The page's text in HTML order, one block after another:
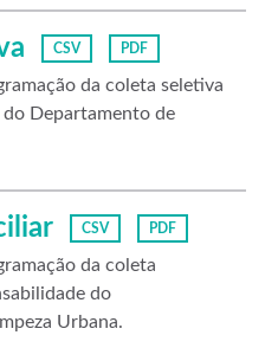
CSV PDF
da coleta seletiva
Departamento de
CSV PDF
da coleta
do
Urbana.